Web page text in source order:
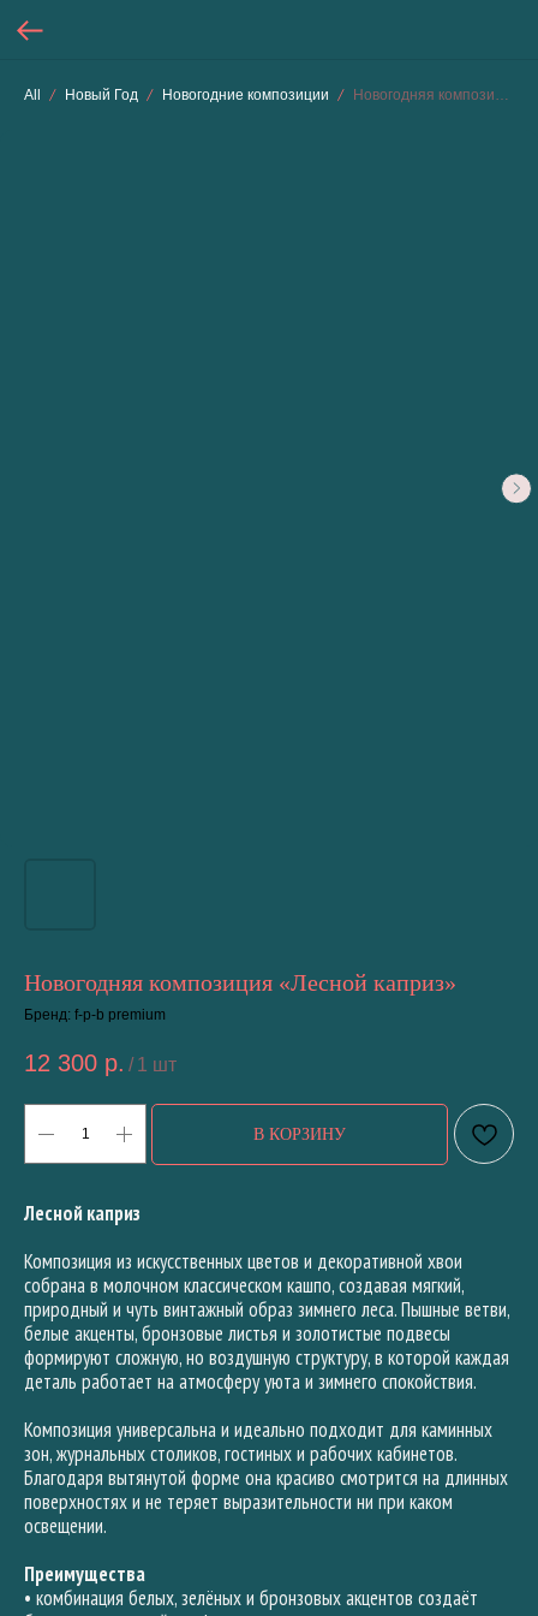
All Новый Год Новогодние композиции Новогодняя композиция «Лесной каприз»
Новогодняя композиция «Лесной каприз»
Бренд: f-p-b premium
12 300 р. / 1 шт
В КОРЗИНУ
Лесной каприз
Композиция из искусственных цветов и декоративной хвои
собрана в молочном классическом кашпо, создавая мягкий,
природный и чуть винтажный образ зимнего леса. Пышные ветви,
белые акценты, бронзовые листья и золотистые подвесы
формируют сложную, но воздушную структуру, в которой каждая
деталь работает на атмосферу уюта и зимнего спокойствия.
Композиция универсальна и идеально подходит для каминных
зон, журнальных столиков, гостиных и рабочих кабинетов.
Благодаря вытянутой форме она красиво смотрится на длинных
поверхностях и не теряет выразительности ни при каком
освещении.
Преимущества
• комбинация белых, зелёных и бронзовых акцентов создаёт